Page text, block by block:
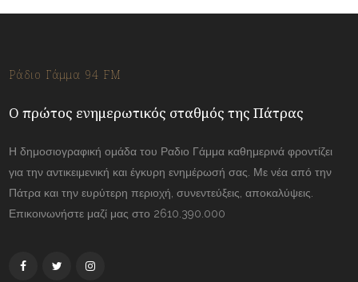
Ράδιο Γάμμα 94 FM
Ο πρώτος ενημερωτικός σταθμός της Πάτρας
Η δημοσιογραφική ομάδα του Ραδιο Γάμμα καθημερινά φροντίζει
για την αντικειμενική και έγκυρη ενημέρωσή σας. Με νέα από την
Πάτρα και την ευρύτερη περιοχή, συνεντεύξεις, αποκαλύψεις.
Επικοινωνήστε μαζί μας στο 2610.390.000